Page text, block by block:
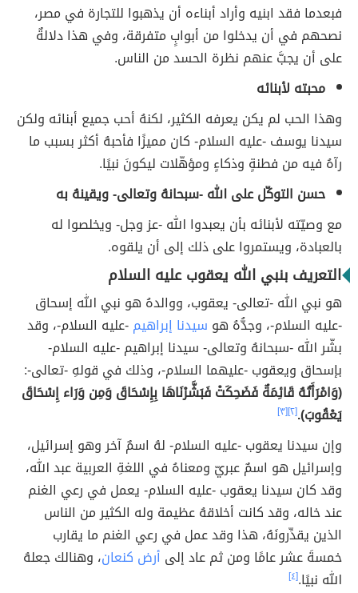
فبعدما فقد ابنيه وأراد أبناءه أن يذهبوا للتجارة في مصر،
نصحهم في أن يدخلوا من أبوابٍ متفرقة، وفي هذا دلالةٌ
على أن يجبَّ عنهم نظرة الحسد من الناس.
محبته لأبنائه
وهذا الحب لم يكن يعرفه الكثير، لكنهُ أحب جميع أبنائه ولكن
سيدنا يوسف -عليه السلام- كان مميزًا فأحبهُ أكثر بسبب ما
رآهُ فيه من فطنةٍ وذكاءٍ ومؤهّلات ليكونَ نبيًا.
حسن التوكّل على الله -سبحانهُ وتعالى- ويقينهُ به
مع وصيّته لأبنائه بأن يعبدوا الله -عز وجل- ويخلصوا له
بالعبادة، ويستمروا على ذلك إلى أن يلقوه.
التعريف بنبي الله يعقوب عليه السلام
هو نبي الله -تعالى- يعقوب، ووالدهُ هو نبي الله إسحاق
-عليه السلام-، وجدُّهُ هو سيدنا إبراهيم-عليه السلام-، وقد
بشّر الله -سبحانهُ وتعالى- سيدنا إبراهيم -عليه السلام-
بإسحاق ويعقوب -عليهما السلام-، وذلك في قولهِ -تعالى-:
(وَامْرَأَتُهُ قَائِمَةٌ فَضَحِكَتْ فَبَشَّرْنَاهَا بِإِسْحَاقَ وَمِن وَرَاء إِسْحَاقَ
يَعْقُوبَ).[٢] [٣]
وإن سيدنا يعقوب -عليه السلام- لهُ اسمٌ آخر وهو إسرائيل،
وإسرائيل هو اسمٌ عبريّ ومعناهُ في اللغةِ العربية عبد الله،
وقد كان سيدنا يعقوب -عليه السلام- يعمل في رعي الغنم
عند خاله، وقد كانت أخلاقهُ عظيمة وله الكثير من الناس
الذين يقدِّرونَهُ، هذا وقد عمل في رعي الغنم ما يقارب
خمسةَ عشر عامًا ومن ثم عاد إلى أرض كنعان، وهنالك جعلهُ
الله نبيًا.[٤]